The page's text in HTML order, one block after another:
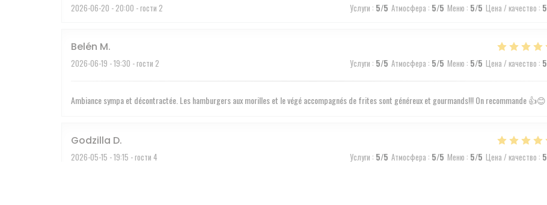
2026-06-20 - 20:00 - гости 2 Услуги : 5/5 Атмосфера : 5/5 Меню : 5/5 Цена / качество : 5
Belén M
2026-06-19 - 19:30 - гости 2 Услуги : 5/5 Атмосфера : 5/5 Меню : 5/5 Цена / качество : 5
Ambiance sympa et décontractée. Les hamburgers aux morilles et le végé accompagnés de frites sont généreux et gourmands!!! On recommande 👍😊
Godzilla D
2026-05-15 - 19:15 - гости 4 Услуги : 5/5 Атмосфера : 5/5 Меню : 5/5 Цена / качество : 5